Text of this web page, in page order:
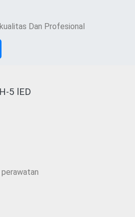
Dan Profesional
5 lED